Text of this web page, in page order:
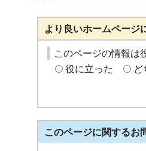
より良いホームページ
このページの情報は
役に立った
ど
このページに関するお